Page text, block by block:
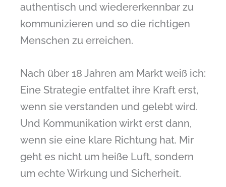
authentisch und wiedererkennbar zu
kommunizieren und so die richtigen
Menschen zu erreichen.
Nach über 18 Jahren am Markt weiß ich:
Eine Strategie entfaltet ihre Kraft erst,
wenn sie verstanden und gelebt wird.
Und Kommunikation wirkt erst dann,
wenn sie eine klare Richtung hat. Mir
geht es nicht um heiße Luft, sondern
um echte Wirkung und Sicherheit.